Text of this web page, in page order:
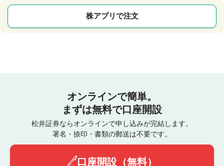
株アプリで注文
オンラインで簡単。
まずは無料で口座開設
松井証券ならオンラインで申し込みが完結します。
署名・捺印・書類の郵送は不要です。
口座開設（無料）